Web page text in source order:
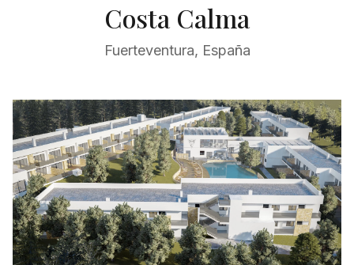
Costa Calma
Fuerteventura, España